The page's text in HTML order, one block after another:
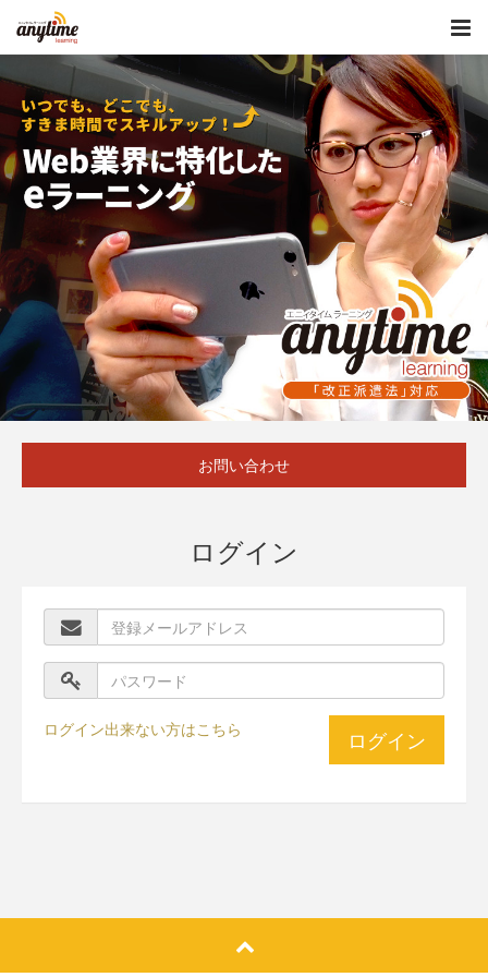
お問い合わせ
ログイン
ログイン
ログイン出来ない方はこちら